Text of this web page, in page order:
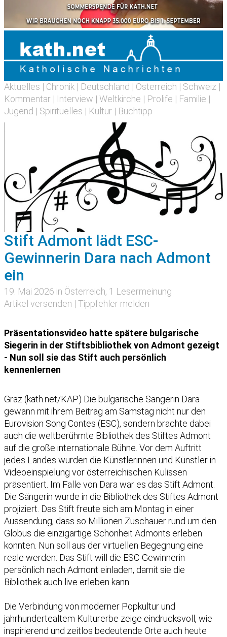
Aktuelles | Chronik | Deutschland | Österreich | Schweiz |
Kommentar | Interview | Weltkirche | Prolife | Familie |
Jugend | Spirituelles | Kultur | Buchtipp
Stift Admont lädt ESC-
Gewinnerin Dara nach Admont
ein
19. Mai 2026 in Österreich, 1 Lesermeinung
Artikel versenden | Tippfehler melden
Präsentationsvideo hatte spätere bulgarische
Siegerin in der Stiftsbibliothek von Admont gezeigt
- Nun soll sie das Stift auch persönlich
kennenlernen
Graz (kath.net/KAP) Die bulgarische Sängerin Dara
gewann mit ihrem Beitrag am Samstag nicht nur den
Eurovision Song Contes (ESC), sondern brachte dabei
auch die weltberühmte Bibliothek des Stiftes Admont
auf die große internationale Bühne. Vor dem Auftritt
jedes Landes wurden die Künstlerinnen und Künstler in
Videoeinspielung vor österreichischen Kulissen
präsentiert. Im Falle von Dara war es das Stift Admont.
Die Sängerin wurde in die Bibliothek des Stiftes Admont
projiziert. Das Stift freute sich am Montag in einer
Aussendung, dass so Millionen Zuschauer rund um den
Globus die einzigartige Schönheit Admonts erleben
konnten. Nun soll aus der virtuellen Begegnung eine
reale werden: Das Stift will die ESC-Gewinnerin
persönlich nach Admont einladen, damit sie die
Bibliothek auch live erleben kann.
Die Verbindung von moderner Popkultur und
jahrhundertealtem Kulturerbe zeige eindrucksvoll, wie
inspirierend und zeitlos bedeutende Orte auch heute